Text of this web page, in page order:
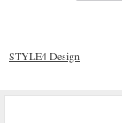
STYLE4 Design